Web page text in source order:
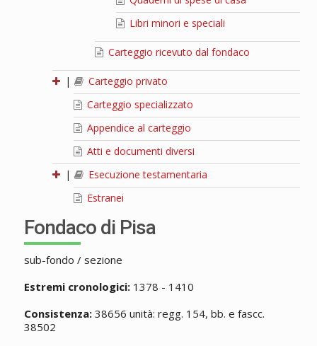
Libri minori e speciali
Carteggio ricevuto dal fondaco
|
Carteggio privato
Carteggio specializzato
Appendice al carteggio
Atti e documenti diversi
|
Esecuzione testamentaria
Estranei
Fondaco di Pisa
sub-fondo / sezione
Estremi cronologici:1378 - 1410
Consistenza:38656 unità: regg. 154, bb. e fascc.
38502